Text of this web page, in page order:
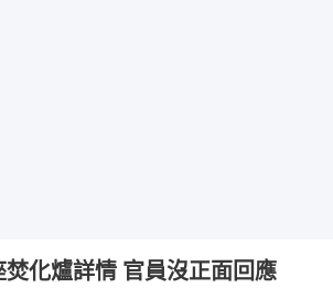
化爐詳情 官員沒正面回應